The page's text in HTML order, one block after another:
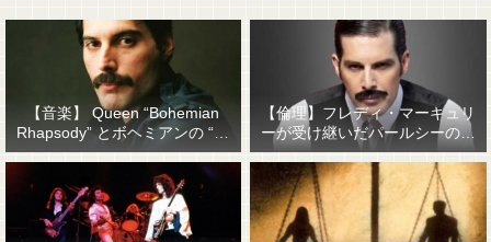
【音楽】 Queen “Bohemian
Rhapsody” とボヘミアンの “他
人事感”
【倫理】フレディ・マーキュリ
ーが受け継いだパールシーの精
神遺産